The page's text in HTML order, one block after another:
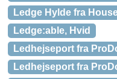
Ledge Hylde fra
Ledge:able, Hvid
Ledhejseport fra
Ledhejseport fra